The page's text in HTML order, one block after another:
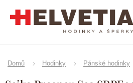
Domů Hodinky Pánské hodinky